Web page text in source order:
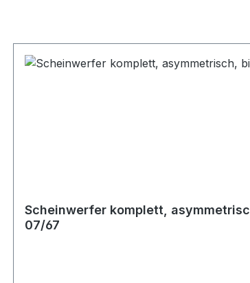
Scheinwerfer komplett,
07/67